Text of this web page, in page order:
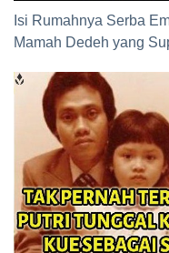
Isi Rumahnya Serba
Mamah Dedeh yang